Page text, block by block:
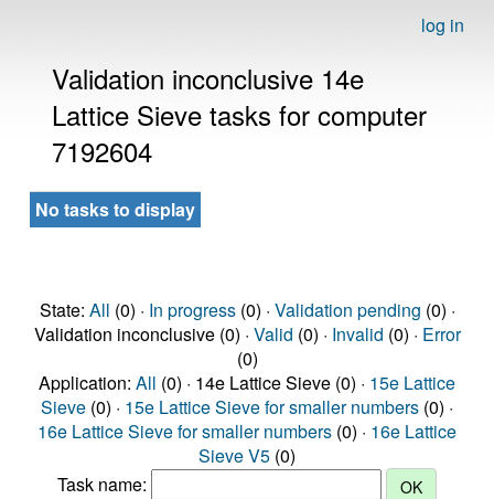
log in
Validation inconclusive 14e
Lattice Sieve tasks for computer
7192604
No tasks to display
State: All (0) · In progress(0) · Validation pending (0) ·
Validation inconclusive (0) · Valid (0) · Invalid (0) · Error
(0)
Application: All (0) · 14e Lattice Sieve (0) · 15e Lattice
Sieve (0) · 15e Lattice Sieve for smaller numbers (0) ·
16e Lattice Sieve for smaller numbers (0) · 16e Lattice
Sieve V5 (0)
Task name: